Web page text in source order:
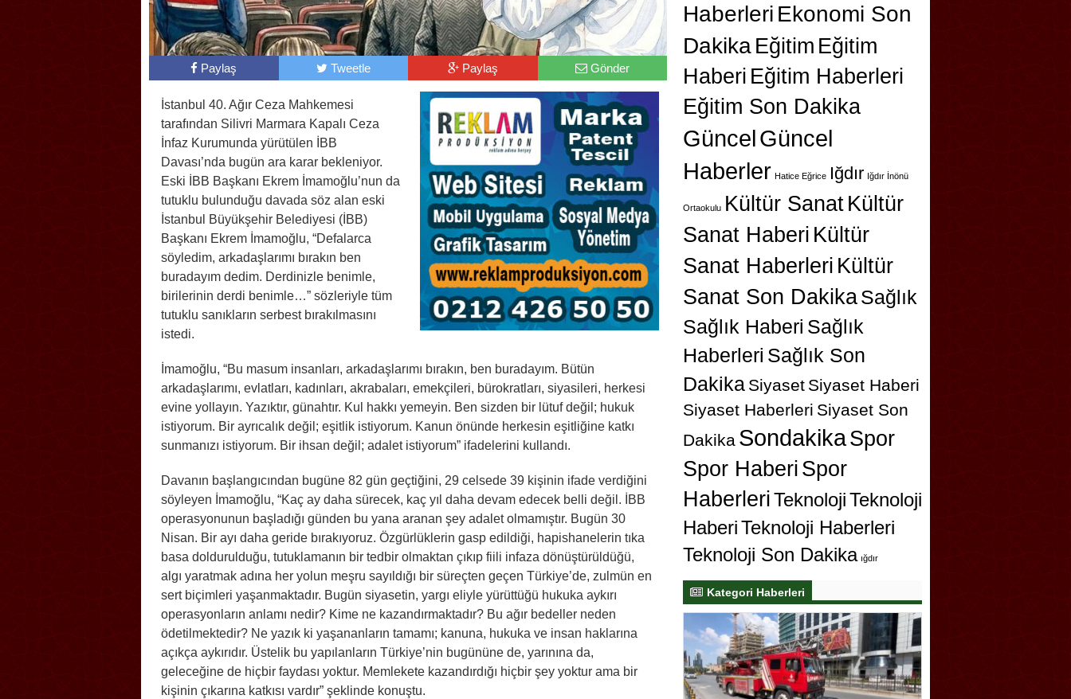
Paylaş Tweetle Paylaş Gönder
İstanbul 40. Ağır Ceza Mahkemesi
tarafından Silivri Marmara Kapalı Ceza
İnfaz Kurumunda yürütülen İBB
Davası’nda bugün ara karar bekleniyor.
Eski İBB Başkanı Ekrem İmamoğlu’nun da
tutuklu bulunduğu davada söz alan eski
İstanbul Büyükşehir Belediyesi (İBB)
Başkanı Ekrem İmamoğlu, “Defalarca
söyledim, arkadaşlarımı bırakın ben
buradayım dedim. Derdinizle benimle,
birilerinin derdi benimle…” sözleriyle tüm
tutuklu sanıkların serbest bırakılmasını
istedi.
İmamoğlu, “Bu masum insanları, arkadaşlarımı bırakın, ben buradayım. Bütün
arkadaşlarımı, evlatları, kadınları, akrabaları, emekçileri, bürokratları, siyasileri, herkesi
evine yollayın. Yazıktır, günahtır. Kul hakkı yemeyin. Ben sizden bir lütuf değil; hukuk
istiyorum. Bir ayrıcalık değil; eşitlik istiyorum. Kanun önünde herkesin eşitliğine katkı
sunmanızı istiyorum. Bir ihsan değil; adalet istiyorum” ifadelerini kullandı.
Davanın başlangıcından bugüne 82 gün geçtiğini, 29 celsede 39 kişinin ifade verdiğini
söyleyen İmamoğlu, “Kaç ay daha sürecek, kaç yıl daha devam edecek belli değil. İBB
operasyonunun başladığı günden bu yana aranan şey adalet olmamıştır. Bugün 30
Nisan. Bir ayı daha geride bırakıyoruz. Özgürlüklerin gasp edildiği, hapishanelerin tıka
basa doldurulduğu, tutuklamanın bir tedbir olmaktan çıkıp fiili infaza dönüştürüldüğü,
algı yaratmak adına her yolun meşru sayıldığı bir süreçten geçen Türkiye’de, zulmün en
sert biçimleri yaşanmaktadır. Bugün siyasetin, yargı eliyle yürüttüğü hukuka aykırı
operasyonların anlamı nedir? Kime ne kazandırmaktadır? Bu ağır bedeller neden
ödetilmektedir? Ne yazık ki yaşananların tamamı; kanuna, hukuka ve insan haklarına
açıkça aykırıdır. Üstelik bu yapılanların Türkiye’nin bugününe de, yarınına da,
geleceğine de hiçbir faydası yoktur. Memlekete kazandırdığı hiçbir şey yoktur ama bir
kişinin çıkarına katkısı vardır” şeklinde konuştu.
Haberleri Ekonomi Son
Dakika Eğitim Eğitim
Haberi Eğitim Haberleri
Eğitim Son Dakika
GüncelGüncel
Haberler Hatice Eğrice Iğdır Iğdır İnönü
Ortaokulu Kültür SanatKültür
Sanat Haberi Kültür
Sanat Haberleri Kültür
Sanat Son DakikaSağlık
Sağlık Haberi Sağlık
Haberleri Sağlık Son
Dakika Siyaset Siyaset Haberi
Siyaset Haberleri Siyaset Son
Dakika SondakikaSpor
Spor Haberi Spor
HaberleriTeknolojiTeknoloji
HaberiTeknoloji Haberleri
Teknoloji Son Dakika ığdır
Kategori Haberleri